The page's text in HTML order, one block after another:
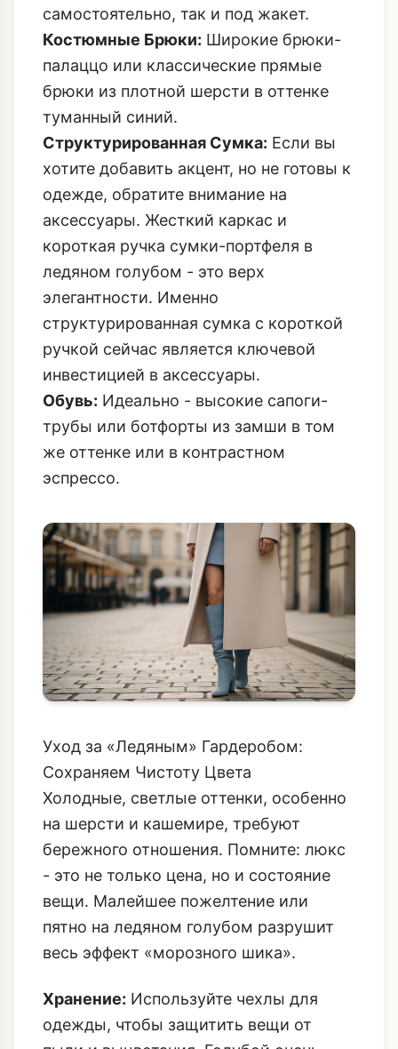
самостоятельно, так и под жакет.
Костюмные Брюки: Широкие брюки-
палаццо или классические прямые
брюки из плотной шерсти в оттенке
туманный синий.
Структурированная Сумка: Если вы
хотите добавить акцент, но не готовы к
одежде, обратите внимание на
аксессуары. Жесткий каркас и
короткая ручка сумки-портфеля в
ледяном голубом - это верх
элегантности. Именно
структурированная сумка с короткой
ручкой сейчас является ключевой
инвестицией в аксессуары.
Обувь: Идеально - высокие сапоги-
трубы или ботфорты из замши в том
же оттенке или в контрастном
эспрессо.
Уход за «Ледяным» Гардеробом:
Сохраняем Чистоту Цвета
Холодные, светлые оттенки, особенно
на шерсти и кашемире, требуют
бережного отношения. Помните: люкс
- это не только цена, но и состояние
вещи. Малейшее пожелтение или
пятно на ледяном голубом разрушит
весь эффект «морозного шика».
Хранение: Используйте чехлы для
одежды, чтобы защитить вещи от